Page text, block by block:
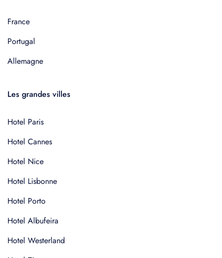
France
Portugal
Allemagne
Les grandes villes
Hotel Paris
Hotel Cannes
Hotel Nice
Hotel Lisbonne
Hotel Porto
Hotel Albufeira
Hotel Westerland